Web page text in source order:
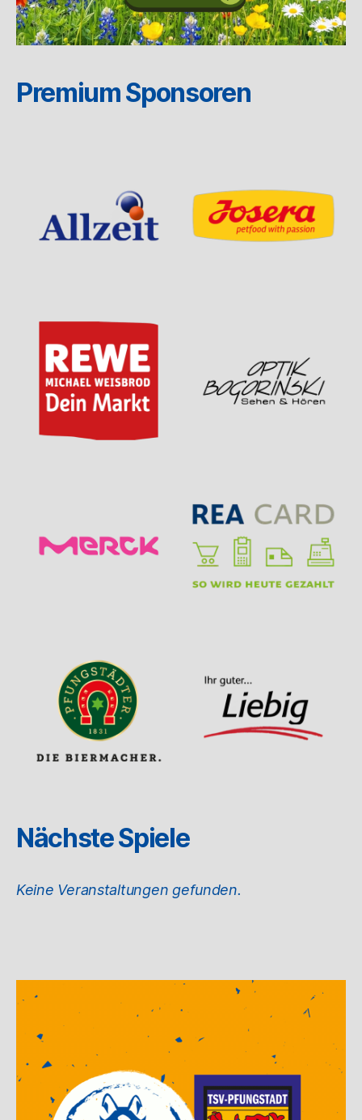
Premium Sponsoren
Nächste Spiele
Keine Veranstaltungen gefunden.